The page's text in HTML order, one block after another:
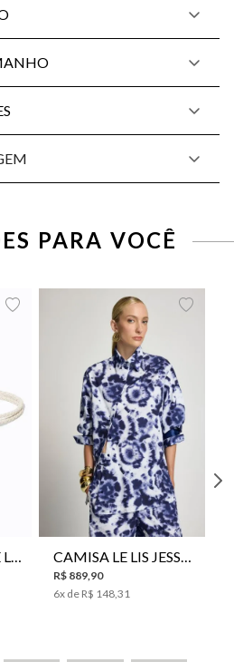
PARA VOCÊ
R$ 889 90
6x de R$ 148 31